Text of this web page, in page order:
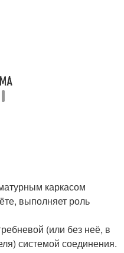
каркасом
выполняет роль
(или без неё, в
системой соединения.